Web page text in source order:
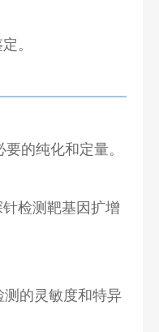
。
的纯化和定量。
检测靶基因扩增
的灵敏度和特异